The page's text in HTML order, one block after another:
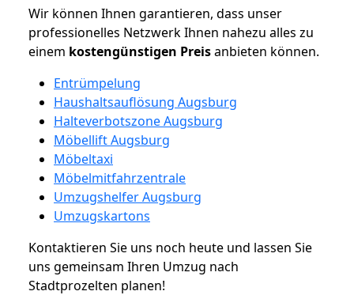
Wir können Ihnen garantieren, dass unser
professionelles Netzwerk Ihnen nahezu alles zu
einem kostengünstigen Preisanbieten können.
Entrümpelung
Haushaltsauflösung Augsburg
Halteverbotszone Augsburg
Möbellift Augsburg
Möbeltaxi
Möbelmitfahrzentrale
Umzugshelfer Augsburg
Umzugskartons
Kontaktieren Sie uns noch heute und lassen Sie
uns gemeinsam Ihren Umzug nach
Stadtprozelten planen!